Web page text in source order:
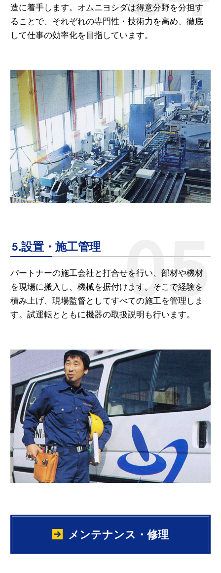
造に着手します。オムニヨシダは得意分野を分担す
ることで、それぞれの専門性・技術力を高め、徹底
して仕事の効率化を目指しています。
5.設置・施工管理
パートナーの施工会社と打合せを行い、部材や機材
を現場に搬入し、機械を据付けます。そこで経験を
積み上げ、現場監督としてすべての施工を管理しま
す。試運転とともに機器の取扱説明も行います。
メンテナンス・修理